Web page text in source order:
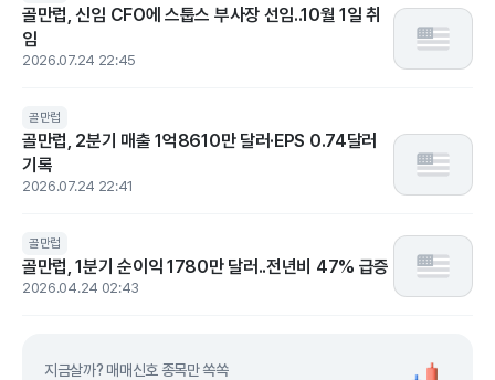
골만럽, 신임 CFO에 스툽스 부사장 선임..10월 1일 취
임
2026.07.24 22:45
골만럽
골만럽, 2분기 매출 1억8610만 달러·EPS 0.74달러
기록
2026.07.24 22:41
골만럽
골만럽, 1분기 순이익 1780만 달러..전년비 47% 급증
2026.04.24 02:43
지금살까? 매매신호 종목만 쏙쏙